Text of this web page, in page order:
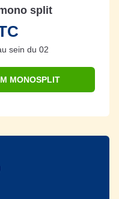
split
sein du 02
MONOSPLIT